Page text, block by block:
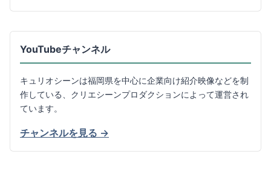
YouTubeチャンネル
キュリオシーンは福岡県を中心に企業向け紹介映像などを制
作している、クリエシーンプロダクションによって運営され
ています。
チャンネルを見る →